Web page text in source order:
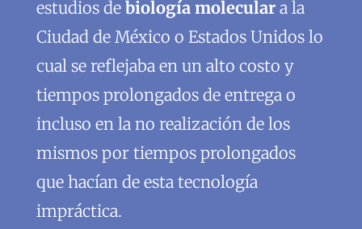
estudios de biología moleculara la
Ciudad de México o Estados Unidos lo
cual se reflejaba en un alto costo y
tiempos prolongados de entrega o
incluso en la no realización de los
mismos por tiempos prolongados
que hacían de esta tecnología
impráctica.